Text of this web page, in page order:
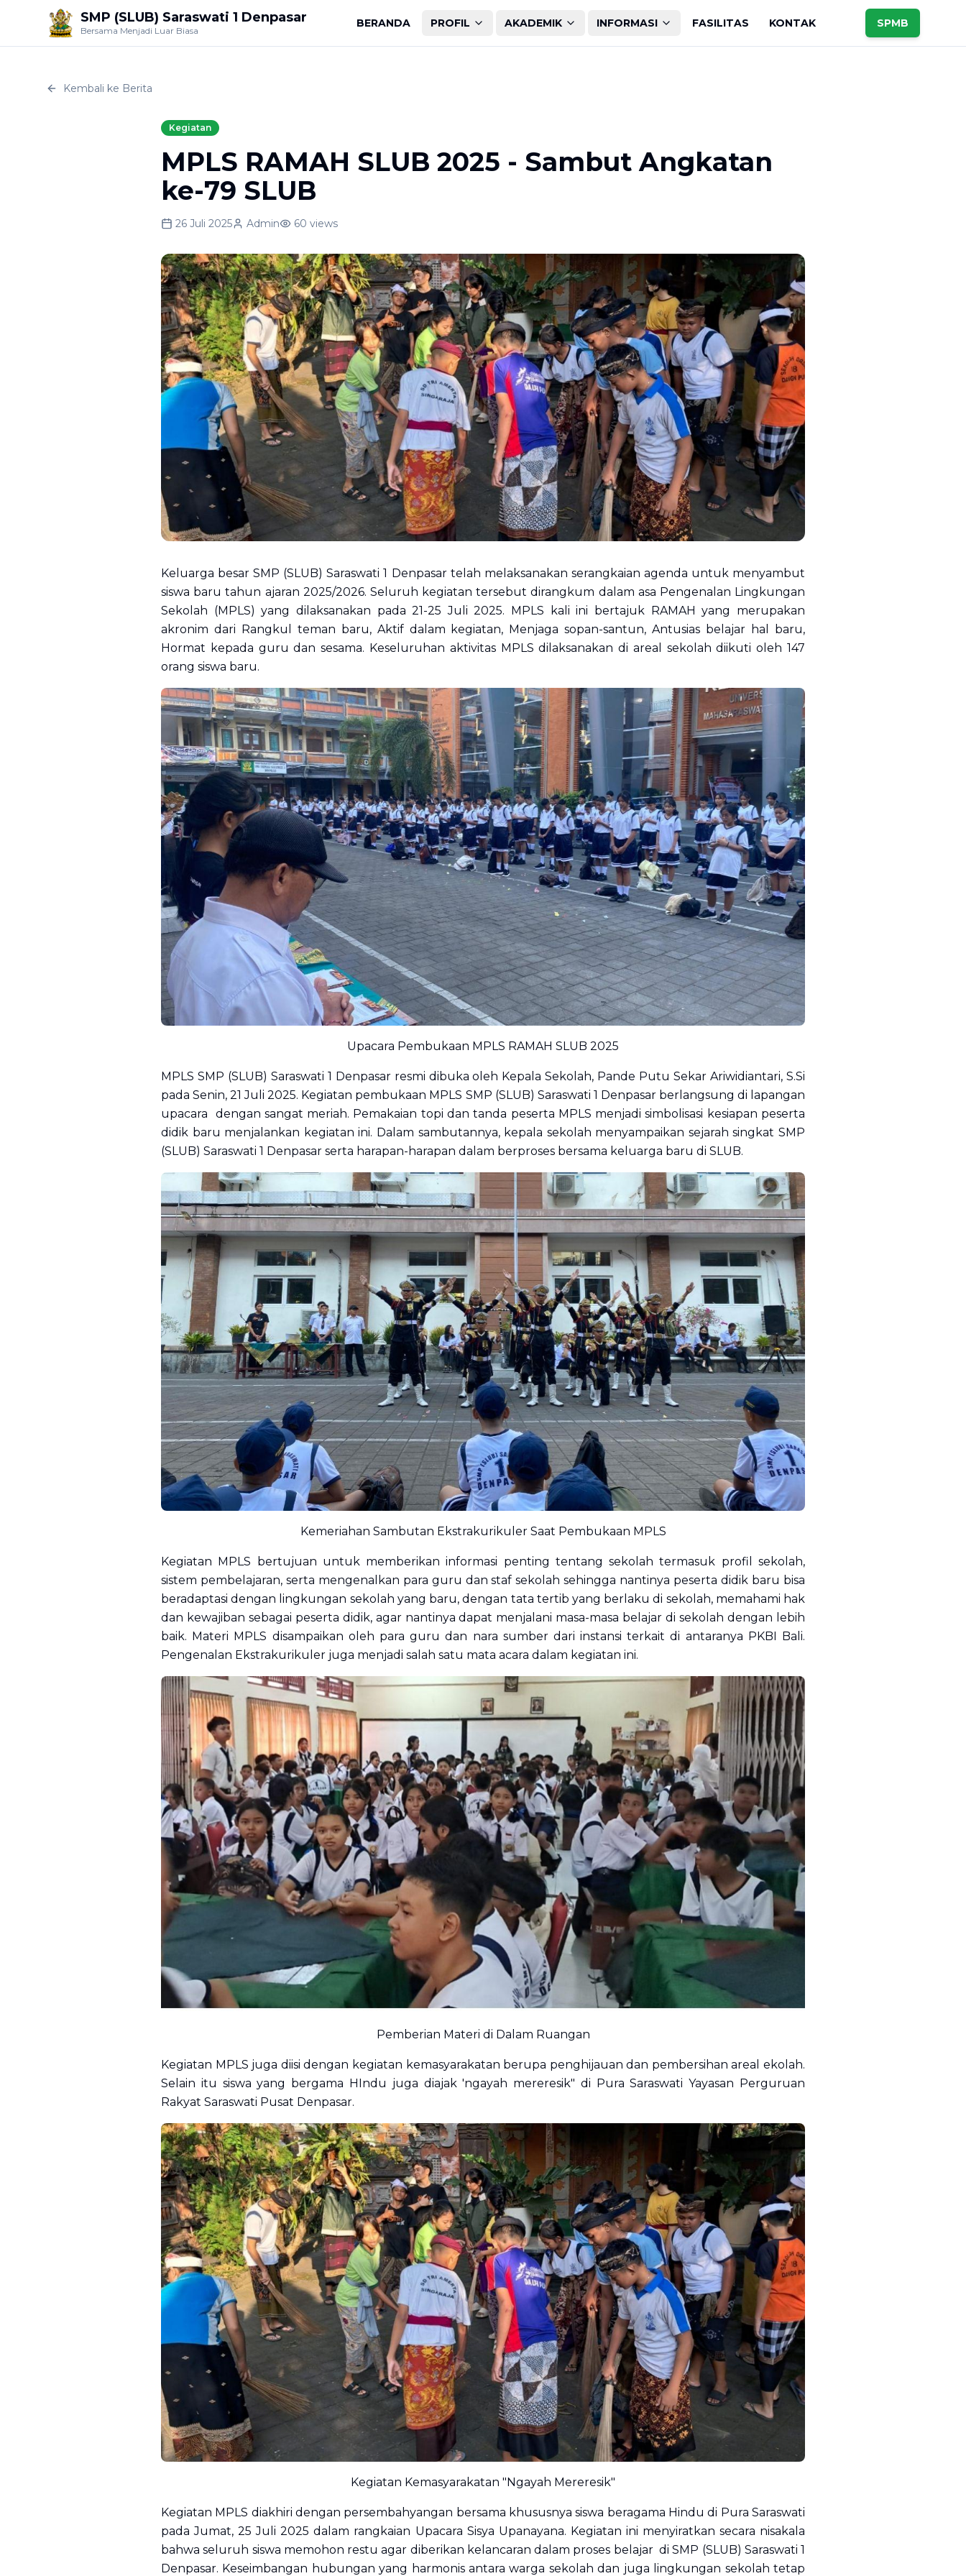
SMP (SLUB) Saraswati 1 Denpasar
Bersama Menjadi Luar Biasa
BERANDA PROFIL AKADEMIK INFORMASI FASILITAS KONTAK SPMB
Kembali ke Berita
Kegiatan
MPLS RAMAH SLUB 2025 - Sambut Angkatan
ke-79 SLUB
26 Juli 2025 Admin 60 views
Keluarga besar SMP (SLUB) Saraswati 1 Denpasar telah melaksanakan serangkaian agenda untuk menyambut
siswa baru tahun ajaran 2025/2026. Seluruh kegiatan tersebut dirangkum dalam asa Pengenalan Lingkungan
Sekolah (MPLS) yang dilaksanakan pada 21-25 Juli 2025. MPLS kali ini bertajuk RAMAH yang merupakan
akronim dari Rangkul teman baru, Aktif dalam kegiatan, Menjaga sopan-santun, Antusias belajar hal baru,
Hormat kepada guru dan sesama. Keseluruhan aktivitas MPLS dilaksanakan di areal sekolah diikuti oleh 147
orang siswa baru.
Upacara Pembukaan MPLS RAMAH SLUB 2025
MPLS SMP (SLUB) Saraswati 1 Denpasar resmi dibuka oleh Kepala Sekolah, Pande Putu Sekar Ariwidiantari, S.Si
pada Senin, 21 Juli 2025. Kegiatan pembukaan MPLS SMP (SLUB) Saraswati 1 Denpasar berlangsung di lapangan
upacara dengan sangat meriah. Pemakaian topi dan tanda peserta MPLS menjadi simbolisasi kesiapan peserta
didik baru menjalankan kegiatan ini. Dalam sambutannya, kepala sekolah menyampaikan sejarah singkat SMP
(SLUB) Saraswati 1 Denpasar serta harapan-harapan dalam berproses bersama keluarga baru di SLUB.
Kemeriahan Sambutan Ekstrakurikuler Saat Pembukaan MPLS
Kegiatan MPLS bertujuan untuk memberikan informasi penting tentang sekolah termasuk profil sekolah,
sistem pembelajaran, serta mengenalkan para guru dan staf sekolah sehingga nantinya peserta didik baru bisa
beradaptasi dengan lingkungan sekolah yang baru, dengan tata tertib yang berlaku di sekolah, memahami hak
dan kewajiban sebagai peserta didik, agar nantinya dapat menjalani masa-masa belajar di sekolah dengan lebih
baik. Materi MPLS disampaikan oleh para guru dan nara sumber dari instansi terkait di antaranya PKBI Bali.
Pengenalan Ekstrakurikuler juga menjadi salah satu mata acara dalam kegiatan ini.
Pemberian Materi di Dalam Ruangan
Kegiatan MPLS juga diisi dengan kegiatan kemasyarakatan berupa penghijauan dan pembersihan areal ekolah.
Selain itu siswa yang bergama HIndu juga diajak 'ngayah mereresik" di Pura Saraswati Yayasan Perguruan
Rakyat Saraswati Pusat Denpasar.
Kegiatan Kemasyarakatan "Ngayah Mereresik"
Kegiatan MPLS diakhiri dengan persembahyangan bersama khususnya siswa beragama Hindu di Pura Saraswati
pada Jumat, 25 Juli 2025 dalam rangkaian Upacara Sisya Upanayana. Kegiatan ini menyiratkan secara nisakala
bahwa seluruh siswa memohon restu agar diberikan kelancaran dalam proses belajar di SMP (SLUB) Saraswati 1
Denpasar. Keseimbangan hubungan yang harmonis antara warga sekolah dan juga lingkungan sekolah tetap